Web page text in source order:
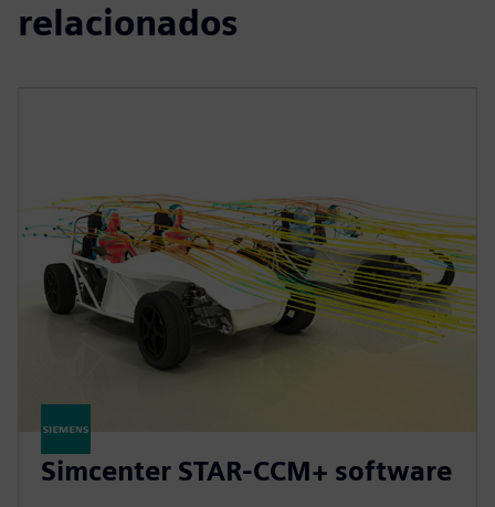
relacionados
Simcenter STAR-CCM+ software